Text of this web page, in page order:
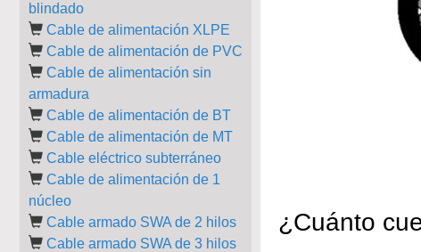
¿Cuánto
blindado
Cable de alimentación XLPE
Cable de alimentación de PVC
Cable de alimentación sin
armadura
Cable de alimentación de BT
Cable de alimentación de MT
Cable eléctrico subterráneo
Cable de alimentación de 1
núcleo
Cable armado SWA de 2 hilos
Cable armado SWA de 3 hilos